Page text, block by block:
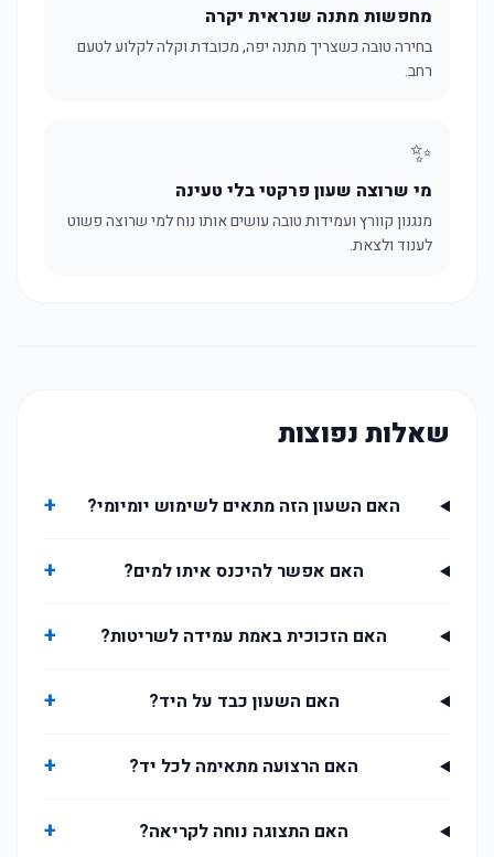
מחפשות מתנה שנראית יקרה
בחירה טובה כשצריך מתנה יפה, מכובדת וקלה לקלוע לטעם
רחב.
✨
מי שרוצה שעון פרקטי בלי טעינה
מנגנון קוורץ ועמידות טובה עושים אותו נוח למי שרוצה פשוט
לענוד ולצאת.
שאלות נפוצות
האם השעון הזה מתאים לשימוש יומיומי? +
האם אפשר להיכנס איתו למים? +
האם הזכוכית באמת עמידה לשריטות? +
האם השעון כבד על היד? +
האם הרצועה מתאימה לכל יד? +
האם התצוגה נוחה לקריאה? +